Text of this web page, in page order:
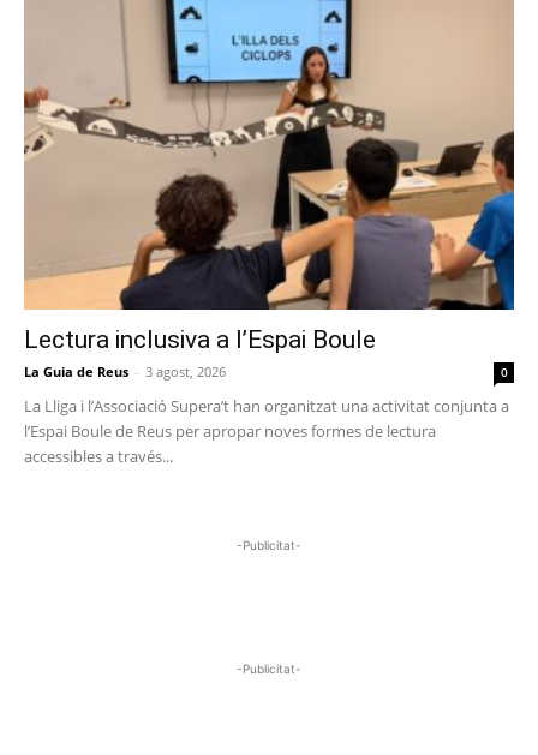
Lectura inclusiva a l’Espai Boule
La Guia de Reus - 3 agost, 2026 0
La Lliga i l’Associació Supera’t han organitzat una activitat conjunta a
l’Espai Boule de Reus per apropar noves formes de lectura
accessibles a través...
-Publicitat-
-Publicitat-